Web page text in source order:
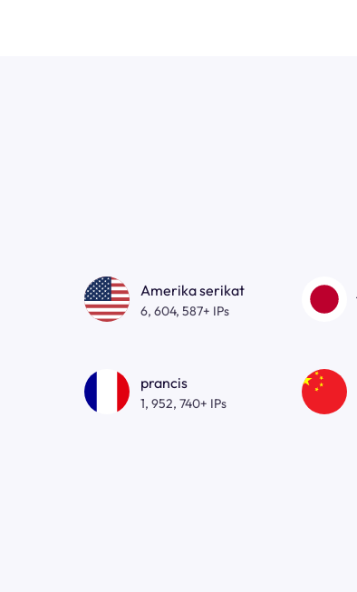
Amerika serikat
6, 604, 587+ IPs
prancis
1, 952, 740+ IPs